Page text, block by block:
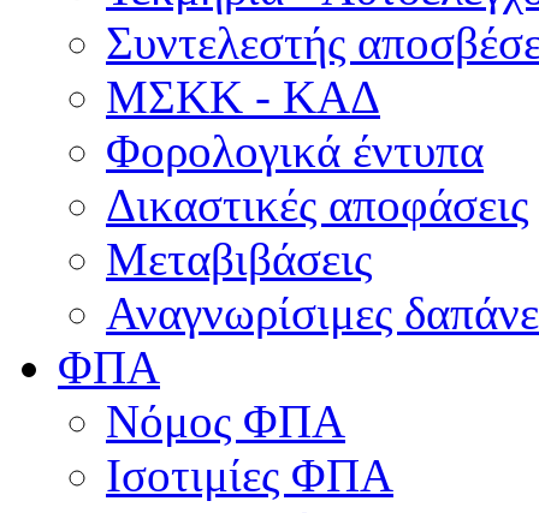
Συντελεστής
ΜΣKΚ - ΚΑΔ
Φορολογικά έντυπα
Δικαστικές αποφάσεις
Μεταβιβάσεις
Αναγνωρίσιμες
ΦΠΑ
Νόμος ΦΠΑ
Ισοτιμίες ΦΠΑ